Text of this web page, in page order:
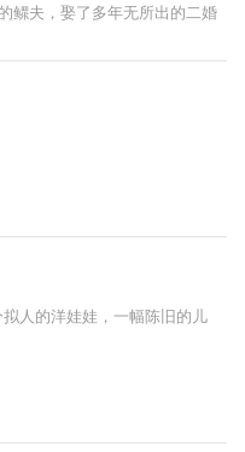
鳏夫，娶了多年无所出的二婚
人的洋娃娃，一幅陈旧的儿